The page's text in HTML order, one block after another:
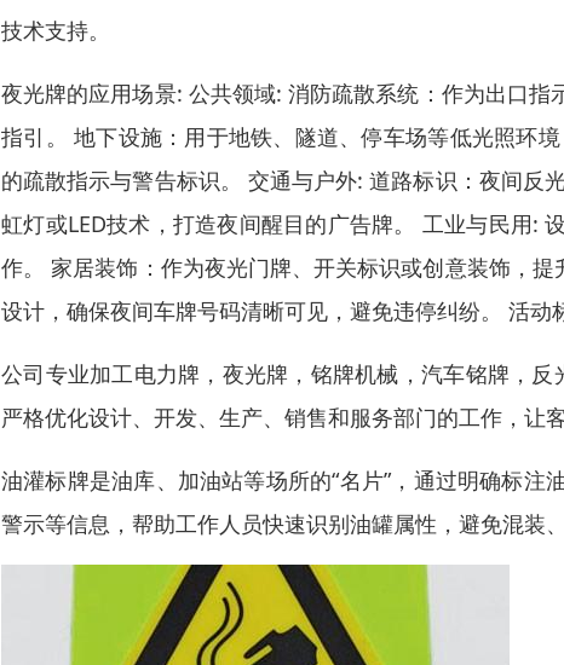
技术支持。
夜光牌的应用场景: 公共领域: 消防疏散系统：作为出口
指引。 地下设施：用于地铁、隧道、停车场等低光照环
的疏散指示与警告标识。 交通与户外: 道路标识：夜间反
虹灯或LED技术，打造夜间醒目的广告牌。 工业与民用:
作。 家居装饰：作为夜光门牌、开关标识或创意装饰，
设计，确保夜间车牌号码清晰可见，避免违停纠纷。 活动
公司专业加工电力牌，夜光牌，铭牌机械，汽车铭牌，
严格优化设计、开发、生产、销售和服务部门的工作，让
油灌标牌是油库、加油站等场所的“名片”，通过明确标
警示等信息，帮助工作人员快速识别油罐属性，避免混装